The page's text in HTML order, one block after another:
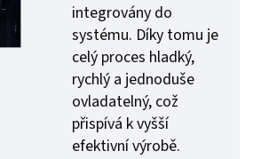
integrovány do
systému. Díky tomu je
celý proces hladký,
rychlý a jednoduše
ovladatelný, což
přispívá k vyšší
efektivní výrobě.